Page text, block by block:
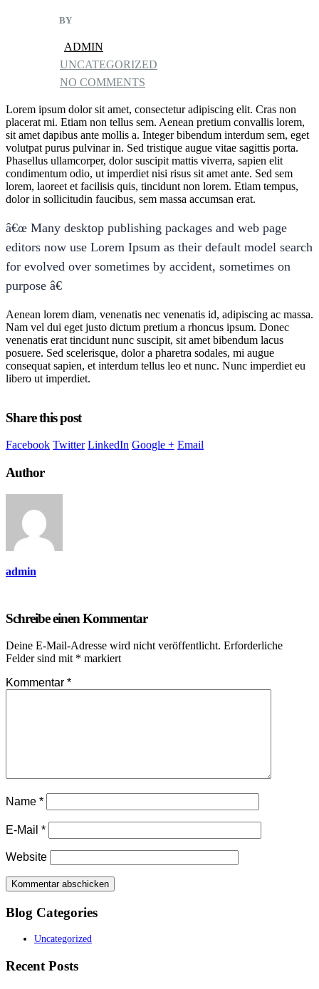
BY
ADMIN
UNCATEGORIZED
NO COMMENTS
Lorem ipsum dolor sit amet, consectetur adipiscing elit. Cras non
placerat mi. Etiam non tellus sem. Aenean pretium convallis lorem,
sit amet dapibus ante mollis a. Integer bibendum interdum sem, eget
volutpat purus pulvinar in. Sed tristique augue vitae sagittis porta.
Phasellus ullamcorper, dolor suscipit mattis viverra, sapien elit
condimentum odio, ut imperdiet nisi risus sit amet ante. Sed sem
lorem, laoreet et facilisis quis, tincidunt non lorem. Etiam tempus,
dolor in sollicitudin faucibus, sem massa accumsan erat.
â€œ Many desktop publishing packages and web page
editors now use Lorem Ipsum as their default model search
for evolved over sometimes by accident, sometimes on
purpose â€
Aenean lorem diam, venenatis nec venenatis id, adipiscing ac massa.
Nam vel dui eget justo dictum pretium a rhoncus ipsum. Donec
venenatis erat tincidunt nunc suscipit, sit amet bibendum lacus
posuere. Sed scelerisque, dolor a pharetra sodales, mi augue
consequat sapien, et interdum tellus leo et nunc. Nunc imperdiet eu
libero ut imperdiet.
Share this post
Facebook Twitter LinkedIn Google + Email
Author
admin
Schreibe einen Kommentar
Deine E-Mail-Adresse wird nicht veröffentlicht. Erforderliche
Felder sind mit * markiert
Kommentar *
Name *
E-Mail *
Website
Blog Categories
Uncategorized
Recent Posts